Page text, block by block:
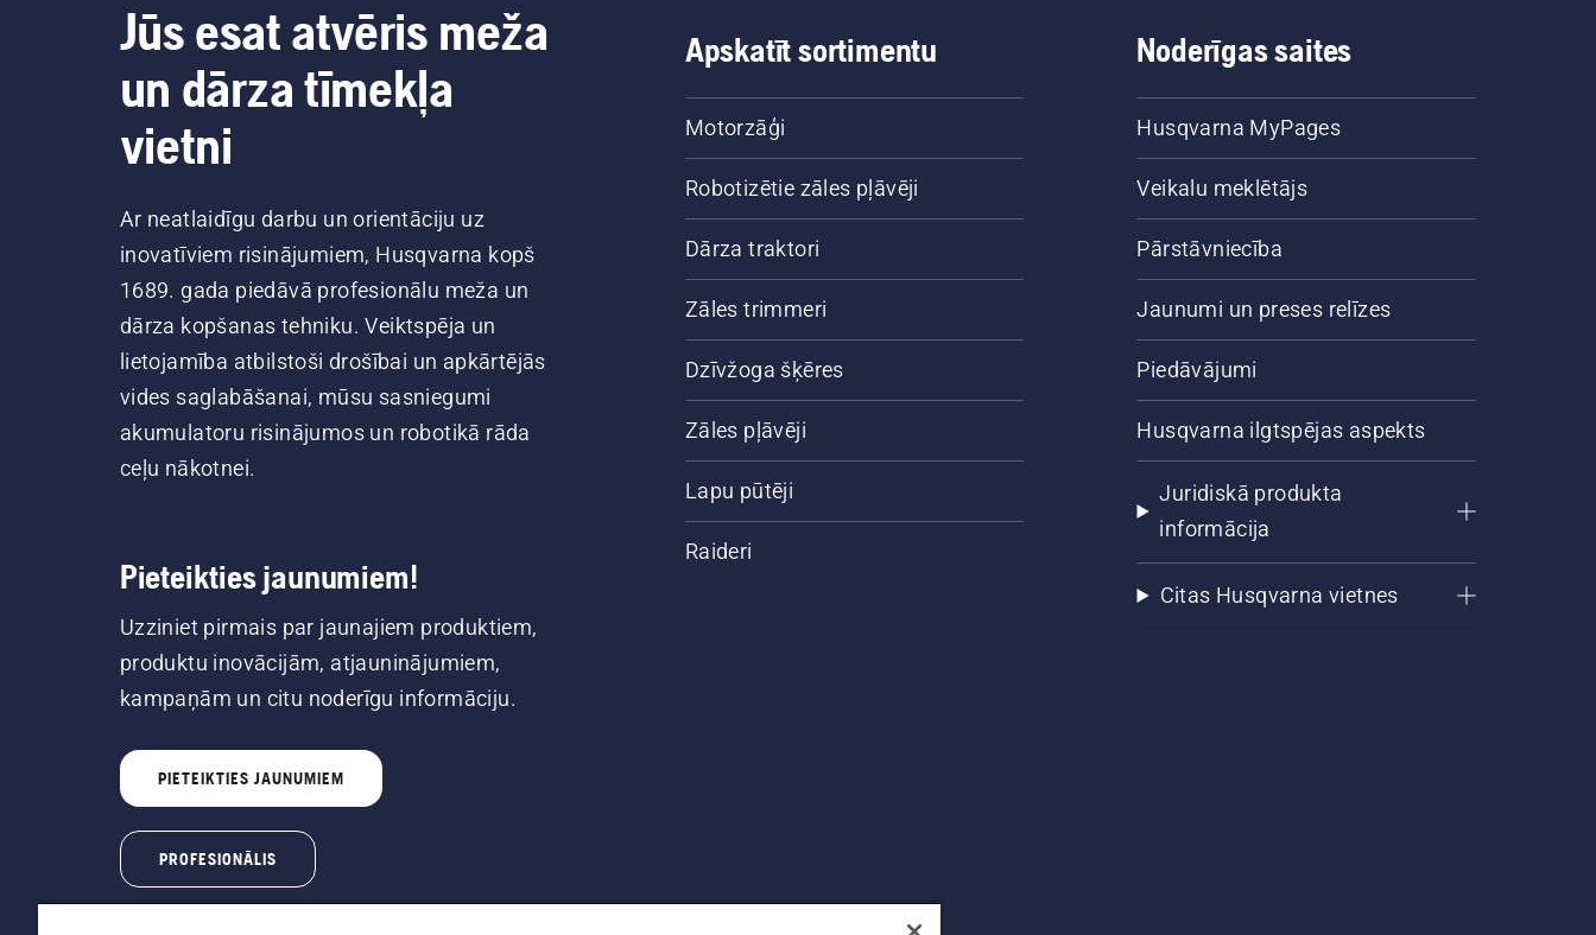
Jūs esat atvēris meža
un dārza tīmekļa
vietni
Ar neatlaidīgu darbu un orientāciju uz
inovatīviem risinājumiem, Husqvarna kopš
1689. gada piedāvā profesionālu meža un
dārza kopšanas tehniku. Veiktspēja un
lietojamība atbilstoši drošībai un apkārtējās
vides saglabāšanai, mūsu sasniegumi
akumulatoru risinājumos un robotikā rāda
ceļu nākotnei.
Pieteikties jaunumiem!
Uzziniet pirmais par jaunajiem produktiem,
produktu inovācijām, atjauninājumiem,
kampaņām un citu noderīgu informāciju.
PIETEIKTIES JAUNUMIEM
PROFESIONĀLIS
Apskatīt sortimentu
Motorzāģi
Robotizētie zāles pļāvēji
Dārza traktori
Zāles trimmeri
Dzīvžoga šķēres
Zāles pļāvēji
Lapu pūtēji
Raideri
Noderīgas saites
Husqvarna MyPages
Veikalu meklētājs
Pārstāvniecība
Jaunumi un preses relīzes
Piedāvājumi
Husqvarna ilgtspējas aspekts
Juridiskā produkta
informācija
Citas Husqvarna vietnes